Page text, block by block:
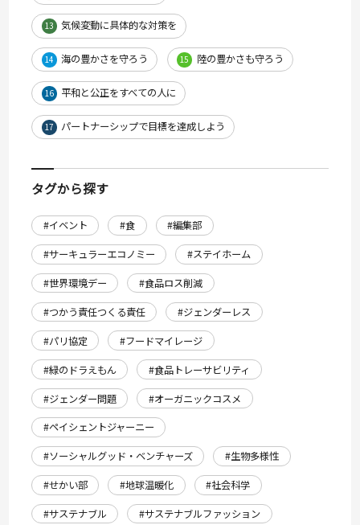
13 気候変動に具体的な対策を
14 海の豊かさを守ろう 15 陸の豊かさも守ろう
16 平和と公正をすべての人に
17 パートナーシップで目標を達成しよう
タグから探す
#イベント #食
#編集部
#サーキュラーエコノミー
#ステイホーム
#世界環境デー
#食品ロス削減
#つかう責任つくる責任
#ジェンダーレス
#パリ協定
#フードマイレージ
#緑のドラえもん
#食品トレーサビリティ
#ジェンダー問題
#オーガニックコスメ
#ペイシェントジャーニー
#ソーシャルグッド・ベンチャーズ
#生物多様性
#せかい部
#地球温暖化
#社会科学
#サステナブル
#サステナブルファッション